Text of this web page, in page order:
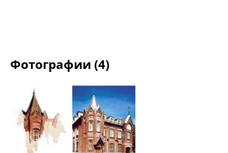
Фотографии (4)